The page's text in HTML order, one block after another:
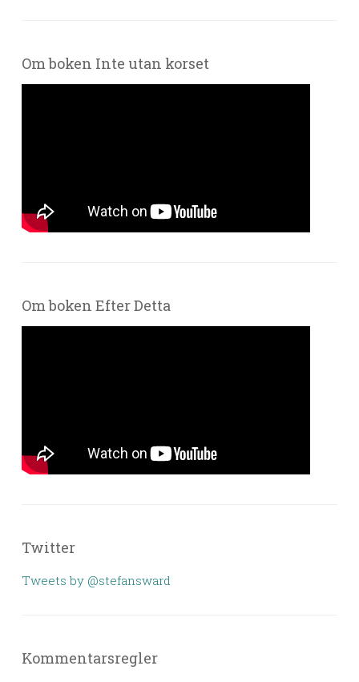
Om boken Inte utan korset
Om boken Efter Detta
Twitter
Tweets by @stefansward
Kommentarsregler